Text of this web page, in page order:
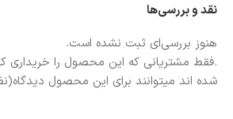
نقد و بررسی‌ها
هنوز بررسی‌ای ثبت نشده است.
.فقط مشتریانی که این محصول را خریداری
شده اند میتوانند برای این محصول